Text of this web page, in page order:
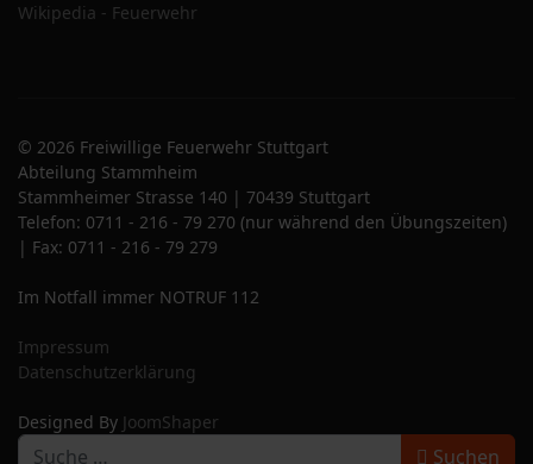
Wikipedia - Feuerwehr
© 2026 Freiwillige Feuerwehr Stuttgart
Abteilung Stammheim
Stammheimer Strasse 140 | 70439 Stuttgart
Telefon: 0711 - 216 - 79 270 (nur während den Übungszeiten)
| Fax: 0711 - 216 - 79 279
Im Notfall immer NOTRUF 112
Impressum
Datenschutzerklärung
Designed By JoomShaper
Suchen